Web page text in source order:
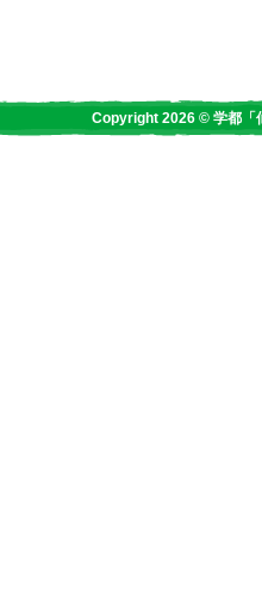
Copyright 2026 © 学都「